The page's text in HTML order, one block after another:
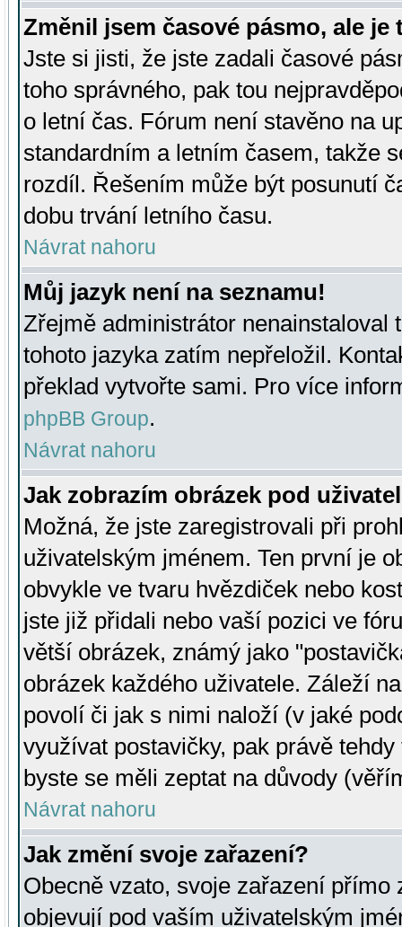
Změnil jsem časové pásmo, ale je
Jste si jisti, že jste zadali časové
toho správného, pak tou
o letní čas. Fórum není stavěno na
standardním a letním časem, takže
rozdíl. Řešením může být posunutí
dobu trvání letního času.
Návrat nahoru
Můj jazyk není na seznamu!
Zřejmě administrátor nenainstaloval
tohoto jazyka zatím nepřeložil.
překlad vytvořte sami. Pro více
phpBB Group.
Návrat nahoru
Jak zobrazím obrázek pod
Možná, že jste zaregistrovali při
uživatelským jménem. Ten první je
obvykle ve tvaru hvězdiček nebo
jste již přidali nebo vaší pozici ve
větší obrázek, známý jako
obrázek každého uživatele. Záleží
povolí či jak s nimi naloží (v jaké
využívat postavičky, pak právě
byste se měli zeptat na důvody
Návrat nahoru
Jak změní svoje zařazení?
Obecně vzato, svoje zařazení přímo
objevují pod vaším uživatelským